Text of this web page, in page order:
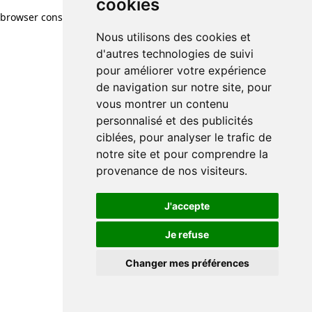
cookies
Nous utilisons des cookies et
d'autres technologies de suivi
pour améliorer votre expérience
de navigation sur notre site, pour
vous montrer un contenu
personnalisé et des publicités
ciblées, pour analyser le trafic de
notre site et pour comprendre la
provenance de nos visiteurs.
J'accepte
Je refuse
Changer mes préférences
browser console for more information)